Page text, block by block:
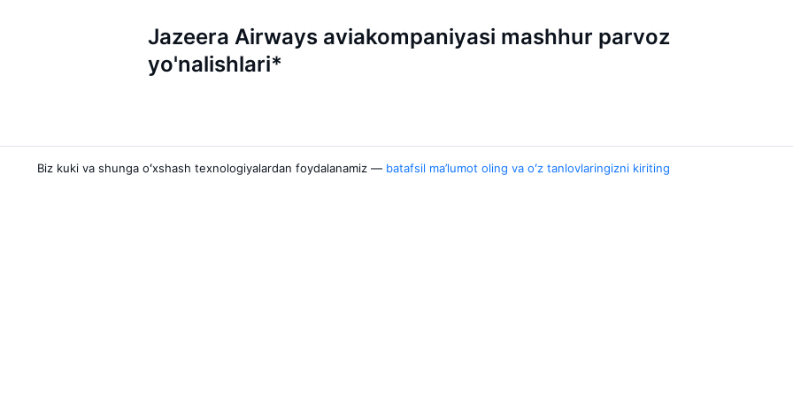
Jazeera Airways aviakompaniyasi mashhur parvoz
yo'nalishlari*
Biz kuki va shunga oʻxshash texnologiyalardan foydalanamiz — batafsil ma’lumot oling va oʻz tanlovlaringizni kiriting